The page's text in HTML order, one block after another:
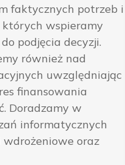
faktycznych potrzeb i
wspieramy
podjęcia decyzji.
również nad
uwzględniając
finansowania
Doradzamy w
informatycznych
wdrożeniowe oraz